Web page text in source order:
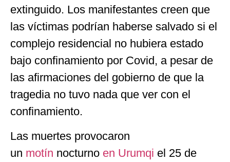
extinguido. Los manifestantes creen que
las víctimas podrían haberse salvado si el
complejo residencial no hubiera estado
bajo confinamiento por Covid, a pesar de
las afirmaciones del gobierno de que la
tragedia no tuvo nada que ver con el
confinamiento.
Las muertes provocaron
un motín nocturno en Urumqi el 25 de